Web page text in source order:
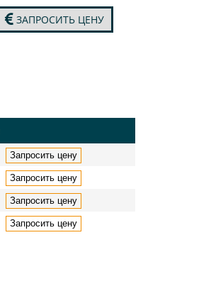
ЗАПРОСИТЬ ЦЕНУ
Запросить цену
Запросить цену
Запросить цену
Запросить цену